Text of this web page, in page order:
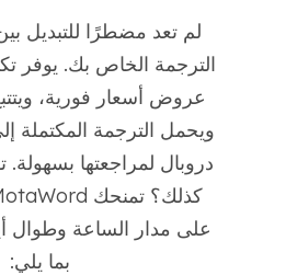
لم تعد مضطرًا للتبديل
عروض أسعار فورية،
ويحمل الترجمة المكتملة
دروبال لمراجعتها
على مدار الساعة وطوال
بما يلي: